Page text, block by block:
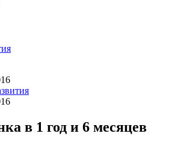
в 1 год и 6 месяцев